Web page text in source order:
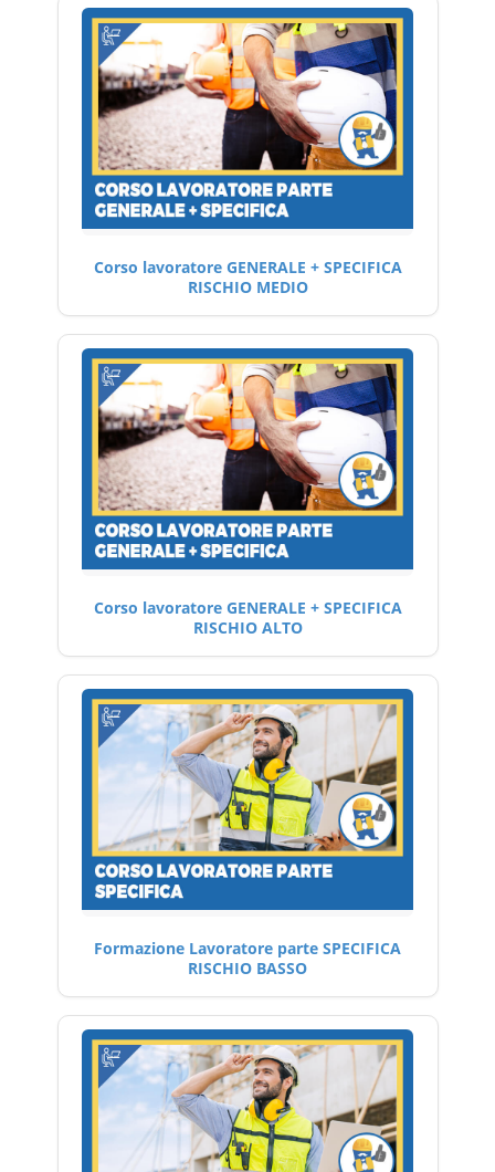
Corso lavoratore GENERALE + SPECIFICA
RISCHIO MEDIO
Corso lavoratore GENERALE + SPECIFICA
RISCHIO ALTO
Formazione Lavoratore parte SPECIFICA
RISCHIO BASSO